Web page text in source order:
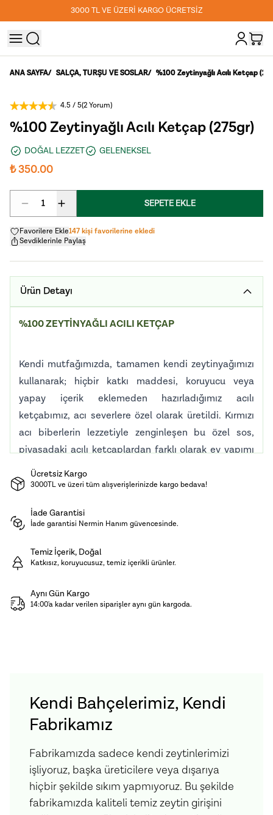
3000 TL VE ÜZERİ KARGO ÜCRETSİZ
ANA SAYFA/ SALÇA, TURŞU VE SOSLAR/ %100 Zeytinyağlı Acılı Ketçap
4.5 / 5(2 Yorum)
%100 Zeytinyağlı Acılı Ketçap (275gr)
DOĞAL LEZZET GELENEKSEL
₺ 350.00
1 SEPETE EKLE
Favorilere Ekle147 kişi favorilerine ekledi
Sevdiklerinle Paylaş
Ürün Detayı
%100 ZEYTİNYAĞLI ACILI KETÇAP
Kendi mutfağımızda, tamamen kendi zeytinyağımızı
kullanarak; hiçbir katkı maddesi, koruyucu veya
yapay içerik eklemeden hazırladığımız acılı
ketçabımız, acı severlere özel olarak üretildi. Kırmızı
acı biberlerin lezzetiyle zenginleşen bu özel sos,
piyasadaki acılı ketçaplardan farklı olarak ev yapımı
kıvamı ve dengeli yoğunluğuyla öne çıkar.
Hem acısı hem de gerçek domates tadı ile gurme bir
tat deneyimi yaratır. Patates kızartmalarına,
atıştırmalıklara, hamburgerlere ve tüm sos tariflerine
tüketenler için vazgeçilmezdir.
Muhafaza Koşulları:
Karanlık, serin ve nemsiz
Biber, Soğan, Üzüm Sirkesi, Bal, Zeytinyağı, Sarımsak,
Tuz, Karabiber, Defne Yaprağı
Ücretsiz Kargo
3000TL ve üzeri tüm alışverişlerinizde kargo bedava!
İade Garantisi
İade garantisi Nermin Hanım güvencesinde.
Temiz İçerik, Doğal
Katkısız, koruyucusuz, temiz içerikli ürünler.
Aynı Gün Kargo
14:00'a kadar verilen siparişler aynı gün kargoda.
Kendi Bahçelerimiz, Kendi
Fabrikamız
Fabrikamızda sadece kendi zeytinlerimizi
işliyoruz, başka üreticilere veya dışarıya
hiçbir şekilde sıkım yapmıyoruz. Bu şekilde
fabrikamızda kaliteli temiz zeytin girişini